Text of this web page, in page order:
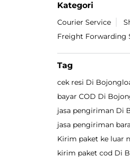
Kategori
Courier Service
Freight Forwarding
Tag
cek resi Di
bayar COD Di
jasa pengiriman Di
jasa pengiriman
Kirim paket ke luar
kirim paket cod Di